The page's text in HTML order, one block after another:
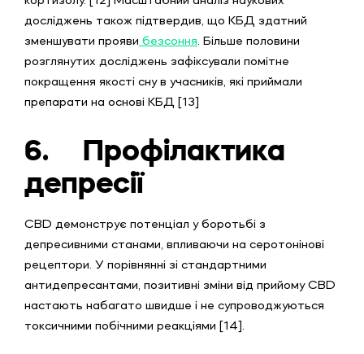
досліджень також підтвердив, що КБД здатний
зменшувати прояви безсоння. Більше половини
розглянутих досліджень зафіксували помітне
покращення якості сну в учасників, які приймали
препарати на основі КБД [13]
6.
Профілактика
депресії
CBD демонструє потенціал у боротьбі з
депресивними станами, впливаючи на серотонінові
рецептори. У порівнянні зі стандартними
антидепресантами, позитивні зміни від прийому CBD
настають набагато швидше і не супроводжуються
токсичними побічними реакціями [14].